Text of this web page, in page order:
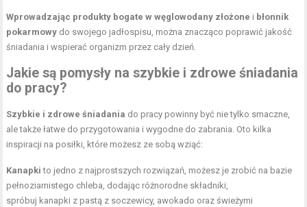
Wprowadzając produkty bogate w węglowodany złożone i błonnik
pokarmowy do swojego jadłospisu, można znacząco poprawić jakość
śniadania i wspierać organizm przez cały dzień.
Jakie są pomysły na szybkie i zdrowe śniadania
do pracy?
Szybkie i zdrowe śniadania do pracy powinny być nie tylko smaczne,
ale także łatwe do przygotowania i wygodne do zabrania. Oto kilka
inspiracji na posiłki, które możesz ze sobą wziąć:
Kanapki to jedno z najprostszych rozwiązań, możesz je zrobić na bazie
pełnoziarnistego chleba, dodając różnorodne składniki,
spróbuj kanapki z pastą z soczewicy, awokado oraz świeżymi